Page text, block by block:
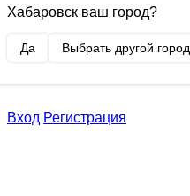
Хабаровск ваш город?
Да Выбрать другой город
Вход Регистрация